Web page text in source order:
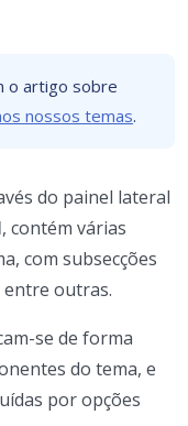
o artigo sobre
nossos temas.
do painel lateral
, contém várias
com subsecções
entre outras.
se de forma
do tema, e
por opções